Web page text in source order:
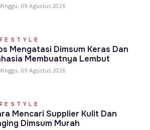
09 Agustus 2026
Mengatasi Dimsum Keras Dan
Membuatnya Lembut
09 Agustus 2026
Mencari Supplier Kulit Dan
Dimsum Murah